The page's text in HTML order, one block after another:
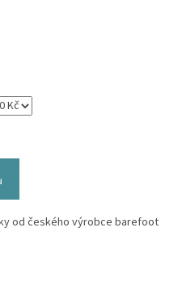
od českého výrobce barefoot